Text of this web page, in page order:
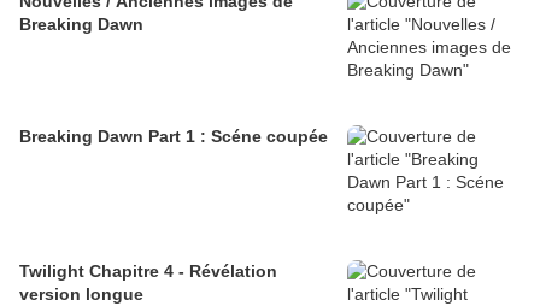
Breaking Dawn
Breaking Dawn Part 1 : Scéne coupée
Twilight Chapitre 4 - Révélation
version longue